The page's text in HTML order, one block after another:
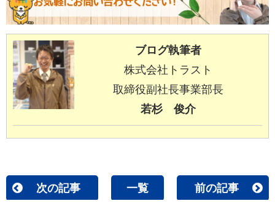
ブログ執筆者
株式会社トラスト
取締役副社長事業部長
若杉 俊介
次の記事 一覧 前の記事